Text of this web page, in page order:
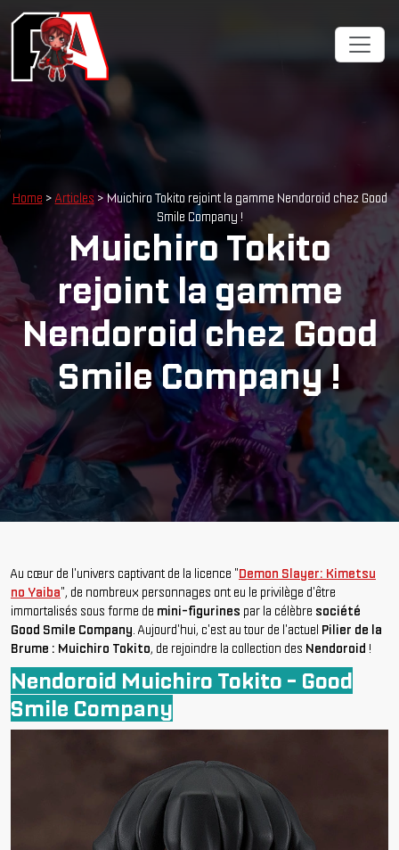
Home > Articles > Muichiro Tokito rejoint la gamme Nendoroid chez Good
Smile Company !
Muichiro Tokito
rejoint la gamme
Nendoroid chez Good
Smile Company !
Au cœur de l'univers captivant de la licence "Demon Slayer: Kimetsu
no Yaiba", de nombreux personnages ont eu le privilège d'être
immortalisés sous forme de mini-figurines par la célèbre société
Good Smile Company. Aujourd'hui, c'est au tour de l'actuel Pilier de la
Brume : Muichiro Tokito, de rejoindre la collection des Nendoroid !
Nendoroid Muichiro Tokito - Good
Smile Company
Cookies management panel